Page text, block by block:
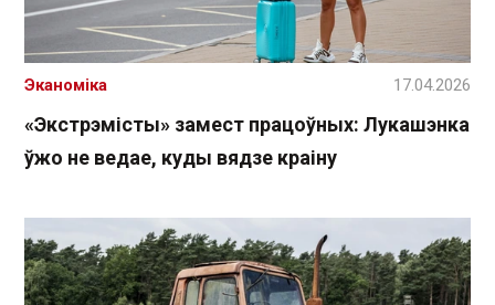
«Экстрэмісты» замест працоўных: Лукашэнка
ўжо не ведае, куды вядзе краіну
Эканоміка 17.04.2026